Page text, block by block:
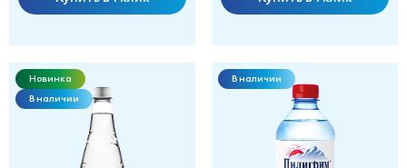
Новинка
В наличии
В наличии